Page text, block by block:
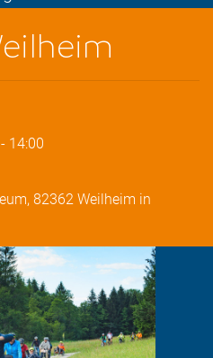
- 14:00
82362 Weilheim in